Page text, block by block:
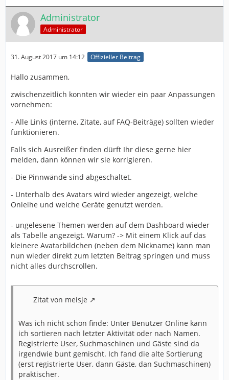
Administrator
Administrator
31. August 2017 um 14:12 Offizieller Beitrag
Hallo zusammen,
zwischenzeitlich konnten wir wieder ein paar Anpassungen
vornehmen:
- Alle Links (interne, Zitate, auf FAQ-Beiträge) sollten wieder
funktionieren.
Falls sich Ausreißer finden dürft Ihr diese gerne hier
melden, dann können wir sie korrigieren.
- Die Pinnwände sind abgeschaltet.
- Unterhalb des Avatars wird wieder angezeigt, welche
Onleihe und welche Geräte genutzt werden.
- ungelesene Themen werden auf dem Dashboard wieder
als Tabelle angezeigt. Warum? -> Mit einem Klick auf das
kleinere Avatarbildchen (neben dem Nickname) kann man
nun wieder direkt zum letzten Beitrag springen und muss
nicht alles durchscrollen.
Zitat von meisje
Was ich nicht schön finde: Unter Benutzer Online kann
ich sortieren nach letzter Aktivität oder nach Namen.
Registrierte User, Suchmaschinen und Gäste sind da
irgendwie bunt gemischt. Ich fand die alte Sortierung
(erst registrierte User, dann Gäste, dan Suchmaschinen)
praktischer.